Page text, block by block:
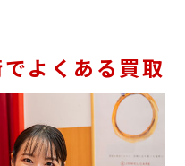
よくある買取